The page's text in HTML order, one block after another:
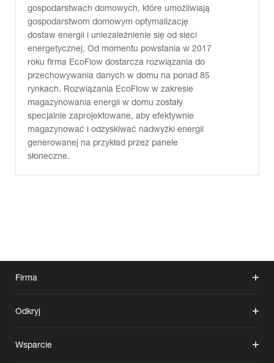
gospodarstwach domowych, które umożliwiają
gospodarstwom domowym optymalizację
dostaw energii i uniezależnienie się od sieci
energetycznej. Od momentu powstania w 2017
roku firma EcoFlow dostarcza rozwiązania do
przechowywania danych w domu na ponad 85
rynkach. Rozwiązania EcoFlow w zakresie
magazynowania energii w domu zostały
specjalnie zaprojektowane, aby efektywnie
magazynować i odzyskiwać nadwyżki energii
generowanej na przykład przez panele
słoneczne.
Firma
Odkryj
Wsparcie